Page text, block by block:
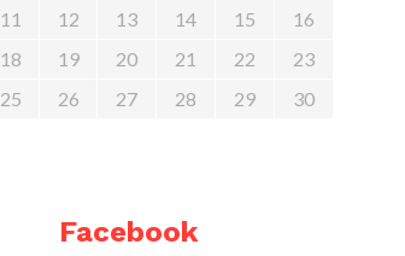
11 12 13 14 15
16
18 19 20 21 22
23
25 26 27 28 29
30
Facebook